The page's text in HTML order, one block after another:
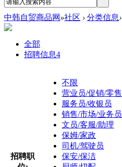
中韩自贸商品网 »社区 › 分类信息›
全部
招聘信息4
招聘职
不限
营业员/促销/零售
服务员/收银员
销售/市场/业务员
文员/客服/助理
保姆/家政
司机/驾驶员
保安/保洁